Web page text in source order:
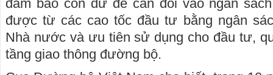
đảm bảo còn dư để cân đối vào ngân
được từ các cao tốc đầu tư bằng ngân
Nhà nước và ưu tiên sử dụng cho đầu tư,
tầng giao thông đường bộ.